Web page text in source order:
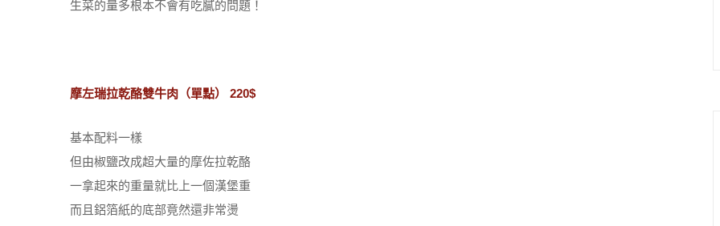
生菜的量多根本不會有吃膩的問題！
摩左瑞拉乾酪雙牛肉（單點） 220$
基本配料一樣
但由椒鹽改成超大量的摩佐拉乾酪
一拿起來的重量就比上一個漢堡重
而且鋁箔紙的底部竟然還非常燙